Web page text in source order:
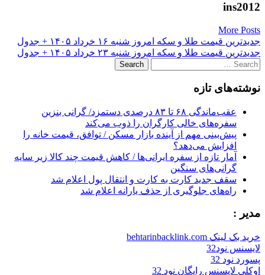
ins2012
More Posts
Post
navigation
جدیدترین قیمت طلا و سکه امروز شنبه ۱۶ خرداد ۱۴۰۵ + جدول
جدیدترین قیمت طلا و سکه امروز شنبه ۲۳ خرداد ۱۴۰۵ + جدول
Search
for:
نوشته‌های تازه
عقب‌ماندگی ۶۸ تا ۸۳ درصدی دستمزد/ گرانی بنزین
سفره‌های خالی کارگران را ذوب می‌کند
پیش‌بینی مهم از آینده بازار مسکن / توافق، قیمت خانه را
افزایش می‌دهد؟
آمار تازه از سفره ایرانی‌ها / کاهش قیمت چند کالا زیر سایه
گرانی‌های سنگین
سقف جدید کارت به کارت و انتقال پول اعلام شد
راه‌های جلوگیری از حذف یارانه اعلام شد
مدیر :
خرید بک لینک behtarinbacklink.com
لایسنس نود32
پسورد نود 32
اوکلی لایسنس رایگان نود 32